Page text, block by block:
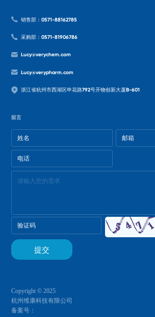
销售部：0571-88162785
采购部：0571-81906786
Lucy@verychem.com
Lucy@verypharm.com
浙江省杭州市西湖区申花路792号开物创新大厦B-601
留言
Copyright © 2025
杭州维康科技有限公司
备案号：